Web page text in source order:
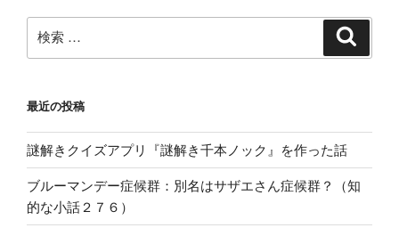
索:
最近の投稿
謎解きクイズアプリ『謎解き千本ノック』を作った話
ブルーマンデー症候群：別名はサザエさん症候群？（知
的な小話２７６）